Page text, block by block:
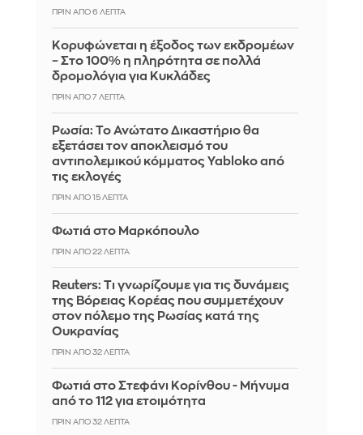
ΠΡΙΝ ΑΠΌ 6 ΛΕΠΤΆ
Κορυφώνεται η έξοδος των εκδρομέων
– Στο 100% η πληρότητα σε πολλά
δρομολόγια για Κυκλάδες
ΠΡΙΝ ΑΠΌ 7 ΛΕΠΤΆ
Ρωσία: Το Ανώτατο Δικαστήριο θα
εξετάσει τον αποκλεισμό του
αντιπολεμικού κόμματος Yabloko από
τις εκλογές
ΠΡΙΝ ΑΠΌ 15 ΛΕΠΤΆ
Φωτιά στο Μαρκόπουλο
ΠΡΙΝ ΑΠΌ 22 ΛΕΠΤΆ
Reuters: Τι γνωρίζουμε για τις δυνάμεις
της Βόρειας Κορέας που συμμετέχουν
στον πόλεμο της Ρωσίας κατά της
Ουκρανίας
ΠΡΙΝ ΑΠΌ 32 ΛΕΠΤΆ
Φωτιά στο Στεφάνι Κορίνθου - Μήνυμα
από το 112 για ετοιμότητα
ΠΡΙΝ ΑΠΌ 32 ΛΕΠΤΆ